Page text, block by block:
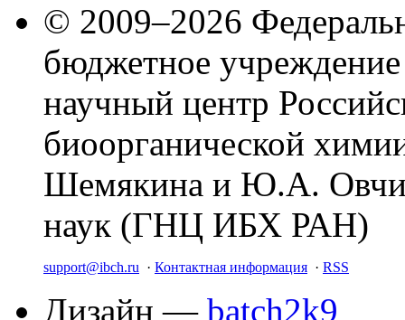
© 2009–2026
бюджетное
научный центр
биоорганической
Шемякина и Ю.А.
наук (ГНЦ ИБХ РАН)
support@ibch.ru · Контактная информация · RSS
Дизайн — batch2k9